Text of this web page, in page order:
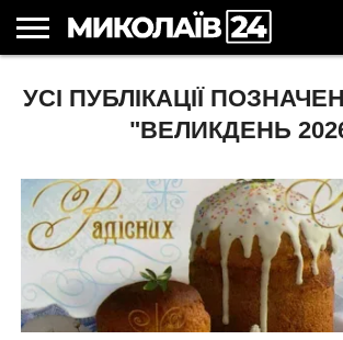
НОВИНИ
НОВИНИ
МИКОЛАЄВА
МИКОЛАЇВСЬКА
ОБЛАСТЬ
НОВИНИ
СПОРТУ
УКРАЇНА
ТА СВІТ
НОВИНИ
КОМПАНІЙ
АСТРОЛОГІЯ
СВЯТА
В
КОРИСНІ
СТАТТІ
УСІ ПУБЛІКАЦІЇ
"ВЕЛИКДЕНЬ